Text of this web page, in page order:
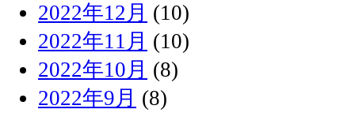
2022年12月 (10)
2022年11月 (10)
2022年10月 (8)
2022年9月 (8)